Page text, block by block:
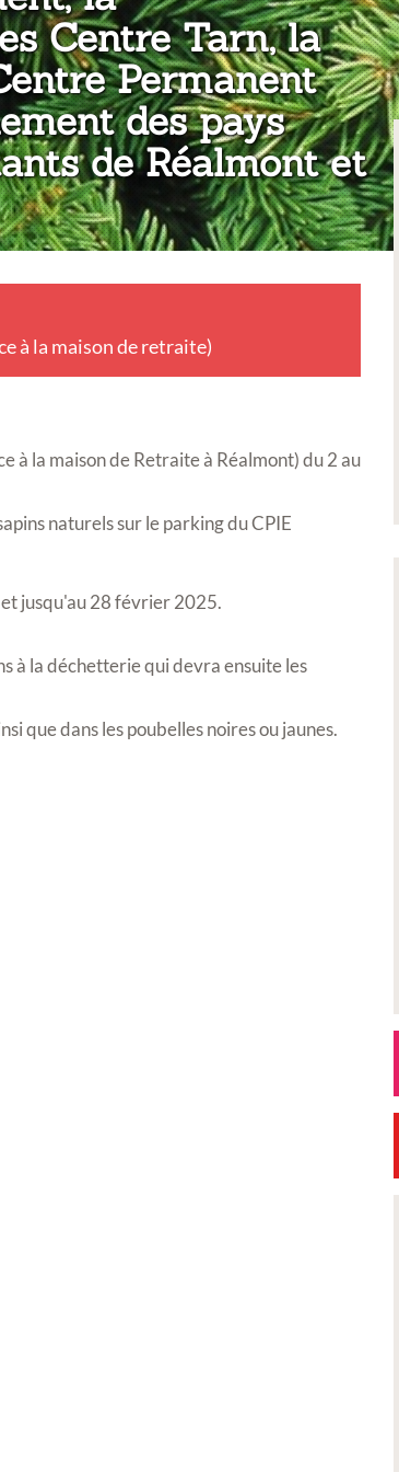
Centre Tarn, la
Permanent
des pays
de Réalmont et
à la maison de retraite)
à la maison de Retraite à Réalmont) du 2 au
naturels sur le parking du CPIE
jusqu'au 28 février 2025.
à la déchetterie qui devra ensuite les
que dans les poubelles noires ou jaunes.